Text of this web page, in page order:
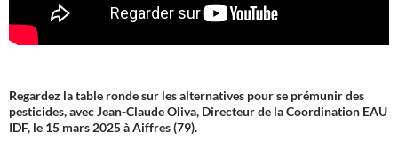
Regardez la table ronde sur les alternatives pour se prémunir des
pesticides, avec Jean-Claude Oliva, Directeur de la Coordination EAU
IDF, le 15 mars 2025 à Aiffres (79).